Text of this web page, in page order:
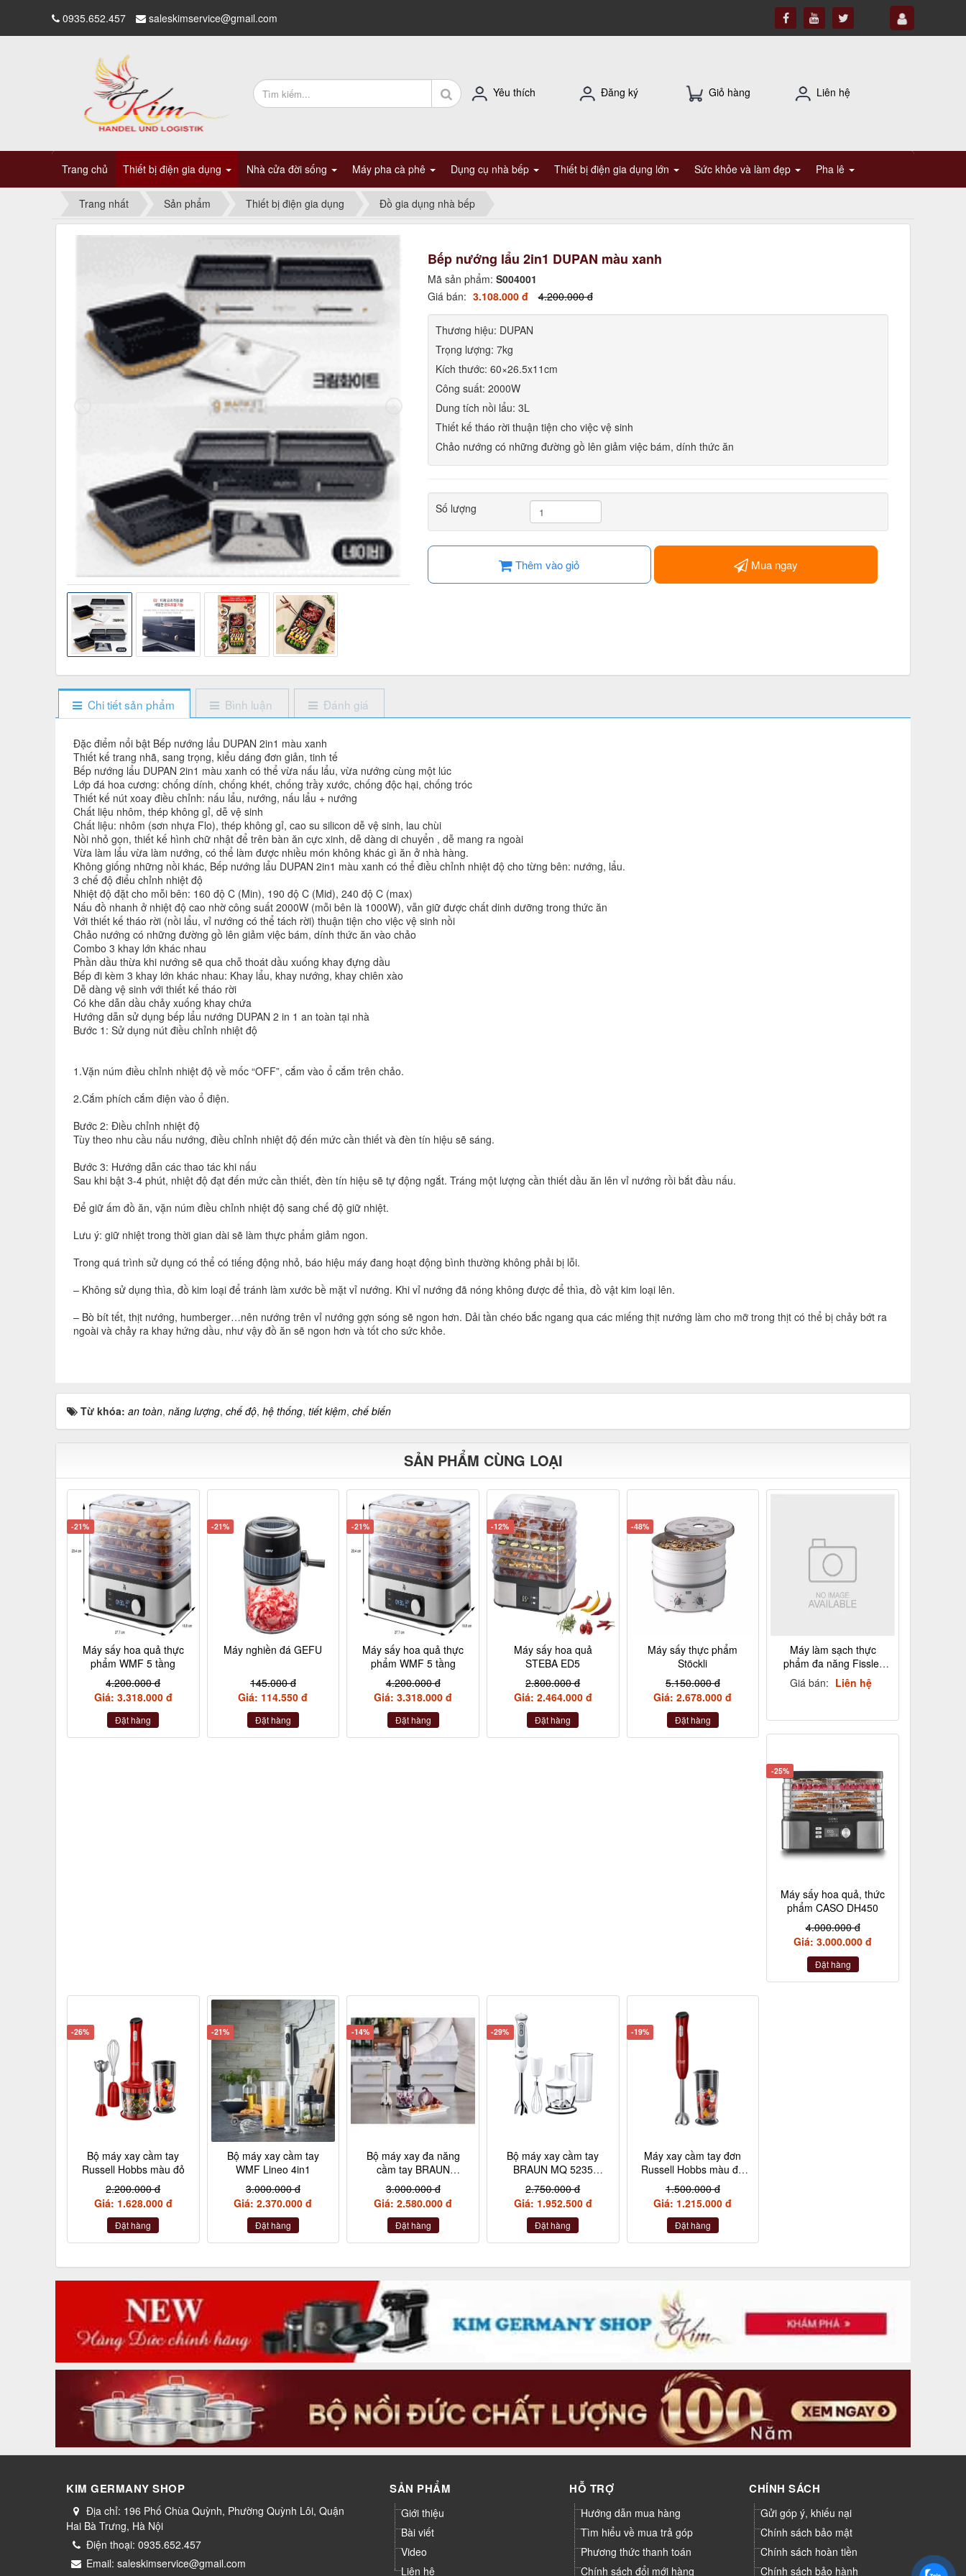
0935.652.457 saleskimservice@gmail.com
Yêu thích Đăng ký Giỏ hàng Liên hệ
Trang chủ Thiết bị điện gia dụng Nhà cửa đời sống Máy pha cà phê Dụng cụ nhà bếp Thiết bị điện gia dụng lớn Sức khỏe và làm đẹp Pha lê
Trang nhất Sản phẩm Thiết bị điện gia dụng Đồ gia dụng nhà bếp
Bếp nướng lẩu 2in1 DUPAN màu xanh
Mã sản phẩm: S004001
Giá bán: 3.108.000 đ 4.200.000 đ
Thương hiệu: DUPAN
Trọng lượng: 7kg
Kích thước: 60×26.5x11cm
Công suất: 2000W
Dung tích nồi lẩu: 3L
Thiết kế tháo rời thuận tiện cho việc vệ sinh
Chảo nướng có những đường gồ lên giảm việc bám, dính thức ăn
Số lượng
Thêm vào giỏ Mua ngay
Chi tiết sản phẩm Bình luận Đánh giá
Đặc điểm nổi bật Bếp nướng lẩu DUPAN 2in1 màu xanh
Thiết kế trang nhã, sang trọng, kiểu dáng đơn giản, tinh tế
Bếp nướng lẩu DUPAN 2in1 màu xanh có thể vừa nấu lẩu, vừa nướng cùng một lúc
Lớp đá hoa cương: chống dính, chống khét, chống trầy xước, chống độc hại, chống tróc
Thiết kế nút xoay điều chỉnh: nấu lẩu, nướng, nấu lẩu + nướng
Chất liệu nhôm, thép không gỉ, dễ vệ sinh
Chất liệu: nhôm (sơn nhựa Flo), thép không gỉ, cao su silicon dễ vệ sinh, lau chùi
Nồi nhỏ gọn, thiết kế hình chữ nhật để trên bàn ăn cực xinh, dễ dàng di chuyển , dễ mang ra ngoài
Vừa làm lẩu vừa làm nướng, có thể làm được nhiều món không khác gì ăn ở nhà hàng.
Không giống những nồi khác, Bếp nướng lẩu DUPAN 2in1 màu xanh có thể điều chỉnh nhiệt độ cho từng bên: nướng, lẩu.
3 chế độ điểu chỉnh nhiệt độ
Nhiệt độ đặt cho mỗi bên: 160 độ C (Min), 190 độ C (Mid), 240 độ C (max)
Nấu đồ nhanh ở nhiệt độ cao nhờ công suất 2000W (mỗi bên là 1000W), vẫn giữ được chất dinh dưỡng trong thức ăn
Với thiết kế tháo rời (nồi lẩu, vỉ nướng có thể tách rời) thuận tiện cho việc vệ sinh nồi
Chảo nướng có những đường gồ lên giảm việc bám, dính thức ăn vào chảo
Combo 3 khay lớn khác nhau
Phần dầu thừa khi nướng sẽ qua chỗ thoát dầu xuống khay đựng dầu
Bếp đi kèm 3 khay lớn khác nhau: Khay lẩu, khay nướng, khay chiên xào
Dễ dàng vệ sinh với thiết kế tháo rời
Có khe dẫn dầu chảy xuống khay chứa
Hướng dẫn sử dụng bếp lẩu nướng DUPAN 2 in 1 an toàn tại nhà
Bước 1: Sử dụng nút điều chỉnh nhiệt độ
1.Vặn núm điều chỉnh nhiệt độ về mốc “OFF”, cắm vào ổ cắm trên chảo.
2.Cắm phích cắm điện vào ổ điện.
Bước 2: Điều chỉnh nhiệt độ
Tùy theo nhu cầu nấu nướng, điều chỉnh nhiệt độ đến mức cần thiết và đèn tín hiệu sẽ sáng.
Bước 3: Hướng dẫn các thao tác khi nấu
Sau khi bật 3-4 phút, nhiệt độ đạt đến mức cần thiết, đèn tín hiệu sẽ tự động ngắt. Tráng một lượng cần thiết dầu ăn lên vỉ nướng rồi bắt đầu nấu.
Để giữ ấm đồ ăn, vặn núm điều chỉnh nhiệt độ sang chế độ giữ nhiệt.
Lưu ý: giữ nhiệt trong thời gian dài sẽ làm thực phẩm giảm ngon.
Trong quá trình sử dụng có thể có tiếng động nhỏ, báo hiệu máy đang hoạt động bình thường không phải bị lỗi.
– Không sử dụng thìa, đồ kim loại để tránh làm xước bề mặt vỉ nướng. Khi vỉ nướng đã nóng không được để thìa, đồ vật kim loại lên.
– Bò bít tết, thịt nướng, humberger…nên nướng trên vỉ nướng gợn sóng sẽ ngon hơn. Dải tần chéo bắc ngang qua các miếng thịt nướng làm cho mỡ trong thịt có thể bị chảy bớt ra
ngoài và chảy ra khay hứng dầu, như vậy đồ ăn sẽ ngon hơn và tốt cho sức khỏe.
Từ khóa: an toàn, năng lượng, chế độ, hệ thống, tiết kiệm, chế biến
SẢN PHẨM CÙNG LOẠI
-21%
Máy sấy hoa quả thực
phẩm WMF 5 tầng
4.200.000 đ
Giá: 3.318.000 đ
Đặt hàng
-21%
Máy nghiền đá GEFU
145.000 đ
Giá: 114.550 đ
Đặt hàng
-21%
Máy sấy hoa quả thực
phẩm WMF 5 tầng
4.200.000 đ
Giá: 3.318.000 đ
Đặt hàng
-12%
Máy sấy hoa quả
STEBA ED5
2.800.000 đ
Giá: 2.464.000 đ
Đặt hàng
-48%
Máy sấy thực phẩm
Stöckli
5.150.000 đ
Giá: 2.678.000 đ
Đặt hàng
Máy làm sạch thực
phẩm đa năng Fissler
Pathberg
Giá bán: Liên hệ
-25%
Máy sấy hoa quả, thức
phẩm CASO DH450
4.000.000 đ
Giá: 3.000.000 đ
Đặt hàng
-26%
Bộ máy xay cầm tay
Russell Hobbs màu đỏ
2.200.000 đ
Giá: 1.628.000 đ
Đặt hàng
-21%
Bộ máy xay cầm tay
WMF Lineo 4in1
3.000.000 đ
Giá: 2.370.000 đ
Đặt hàng
-14%
Bộ máy xay đa năng
cầm tay BRAUN
MQ7025X 1000W màu
đen
3.000.000 đ
Giá: 2.580.000 đ
Đặt hàng
-29%
Bộ máy xay cầm tay
BRAUN MQ 5235
1000W 4 chi tiết màu
trắng
2.750.000 đ
Giá: 1.952.500 đ
Đặt hàng
-19%
Máy xay cầm tay đơn
Russell Hobbs màu đỏ
kèm 1 cốc
1.500.000 đ
Giá: 1.215.000 đ
Đặt hàng
KIM GERMANY SHOP
Địa chỉ: 196 Phố Chùa Quỳnh, Phường Quỳnh Lôi, Quận
Hai Bà Trưng, Hà Nội
Điện thoại: 0935.652.457
Email: saleskimservice@gmail.com
SẢN PHẨM
Giới thiệu
Bài viết
Video
Liên hệ
HỖ TRỢ
Hướng dẫn mua hàng
Tìm hiểu về mua trả góp
Phương thức thanh toán
Chính sách đổi mới hàng
CHÍNH SÁCH
Gửi góp ý, khiếu nại
Chính sách bảo mật
Chính sách hoàn tiền
Chính sách bảo hành